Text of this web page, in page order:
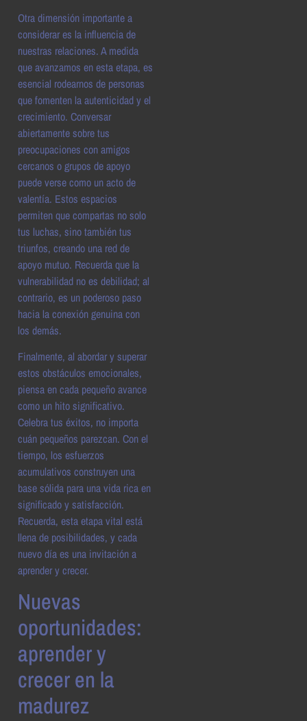
Otra dimensión importante a
considerar es la influencia de
nuestras relaciones. A medida
que avanzamos en esta etapa, es
esencial rodearnos de personas
que fomenten la autenticidad y el
crecimiento. Conversar
abiertamente sobre tus
preocupaciones con amigos
cercanos o grupos de apoyo
puede verse como un acto de
valentía. Estos espacios
permiten que compartas no solo
tus luchas, sino también tus
triunfos, creando una red de
apoyo mutuo. Recuerda que la
vulnerabilidad no es debilidad; al
contrario, es un poderoso paso
hacia la conexión genuina con
los demás.
Finalmente, al abordar y superar
estos obstáculos emocionales,
piensa en cada pequeño avance
como un hito significativo.
Celebra tus éxitos, no importa
cuán pequeños parezcan. Con el
tiempo, los esfuerzos
acumulativos construyen una
base sólida para una vida rica en
significado y satisfacción.
Recuerda, esta etapa vital está
llena de posibilidades, y cada
nuevo día es una invitación a
aprender y crecer.
Nuevas
oportunidades:
aprender y
crecer en la
madurez